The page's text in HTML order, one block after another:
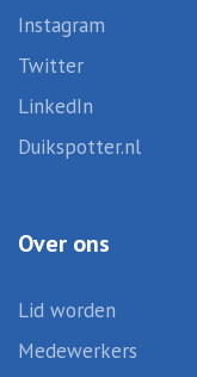
Instagram
Twitter
LinkedIn
Duikspotter.nl
Over ons
Lid worden
Medewerkers